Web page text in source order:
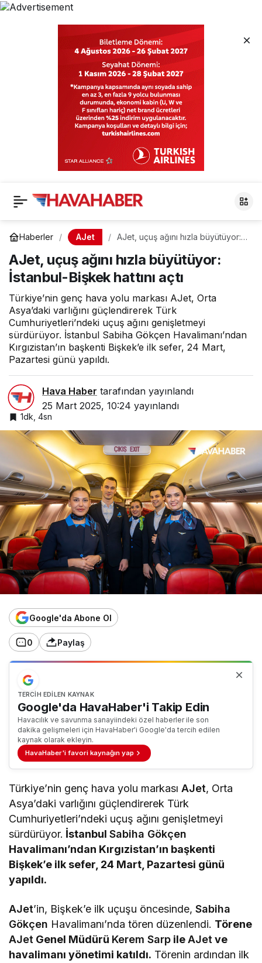
Haberler AJet
AJet, uçuş ağını hızla büyütüyor:
AJet, uçuş ağını hızla büyütüyor:
İstanbul-Bişkek hattını açtı
Türkiye’nin genç hava yolu markası AJet, Orta
Asya’daki varlığını güçlendirerek Türk
Cumhuriyetleri’ndeki uçuş ağını genişletmeyi
sürdürüyor. İstanbul Sabiha Gökçen Havalimanı’ndan
Kırgızistan’ın başkenti Bişkek’e ilk sefer, 24 Mart,
Pazartesi günü yapıldı.
Hava Haber tarafından yayınlandı
25 Mart 2025, 10:24 yayınlandı
1dk, 4sn
Google'da Abone Ol
0 Paylaş
TERCIH EDILEN KAYNAK
Google'da HavaHaber'i Takip Edin
Havacılık ve savunma sanayiindeki özel haberler ile son
dakika gelişmeleri için HavaHaber'i Google'da tercih edilen
kaynak olarak ekleyin.
HavaHaber'i favori kaynağın yap
Türkiye’nin genç hava yolu markasıAJet, Orta
Asya’daki varlığını güçlendirerek Türk
Cumhuriyetleri’ndeki uçuş ağını genişletmeyi
sürdürüyor. İstanbulSabiha Gökçen
Havalimanı’ndan Kırgızistan’ın başkenti
Bişkek’e ilk sefer, 24 Mart, Pazartesi günü
yapıldı.
AJet’in, Bişkek’e ilk uçuşu öncesinde,Sabiha
Gökçen Havalimanı’nda tören düzenlendi. Törene
AJet Genel Müdürü Kerem Sarp ileAJet ve
havalimanı yönetimi katıldı. Törenin ardından ilk